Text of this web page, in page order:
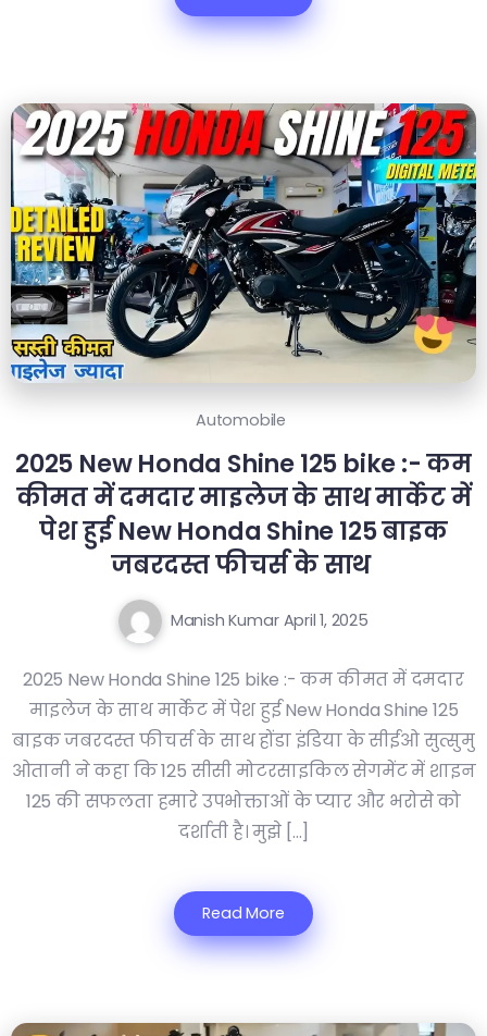
Automobile
2025 New Honda Shine 125 bike :- कम
कीमत में दमदार माइलेज के साथ मार्केट में
पेश हुई New Honda Shine 125 बाइक
जबरदस्त फीचर्स के साथ
Manish Kumar April 1, 2025
2025 New Honda Shine 125 bike :- कम कीमत में दमदार
माइलेज के साथ मार्केट में पेश हुई New Honda Shine 125
बाइक जबरदस्त फीचर्स के साथ होंडा इंडिया के सीईओ सुत्सुमु
ओतानी ने कहा कि 125 सीसी मोटरसाइकिल सेगमेंट में शाइन
125 की सफलता हमारे उपभोक्ताओं के प्यार और भरोसे को
दर्शाती है। मुझे […]
Read More